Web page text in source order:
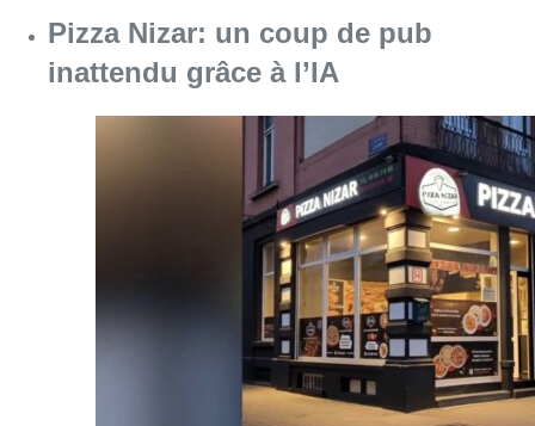
Consulter l'article "Pizza Nizar: un coup de
Foire du Midi: les visiteurs au
rendez-vous grâce à la météo